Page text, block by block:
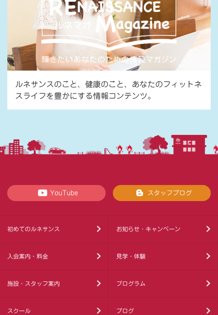
ルネサンスのこと、健康のこと、あなたのフィットネ
スライフを豊かにする情報コンテンツ。
YouTube スタッフブログ
初めてのルネサンス お知らせ・キャンペーン
入会案内・料金 見学・体験
施設・スタッフ案内 プログラム
スクール ブログ